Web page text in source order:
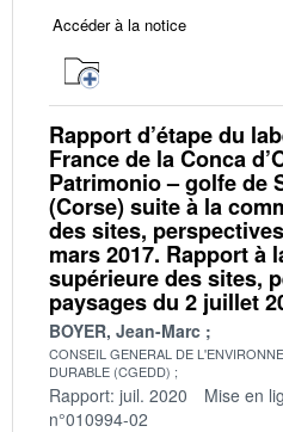
Accéder à la notice
Rapport d’étape du
France de la Conca
Patrimonio – golfe de
(Corse) suite à la
des sites,
mars 2017. Rapport à
supérieure des sites,
paysages du 2 juillet
BOYER, Jean-Marc
CONSEIL GENERAL DE
DURABLE (CGEDD)
Rapport: juil. 2020 Mise en
n°010994-02